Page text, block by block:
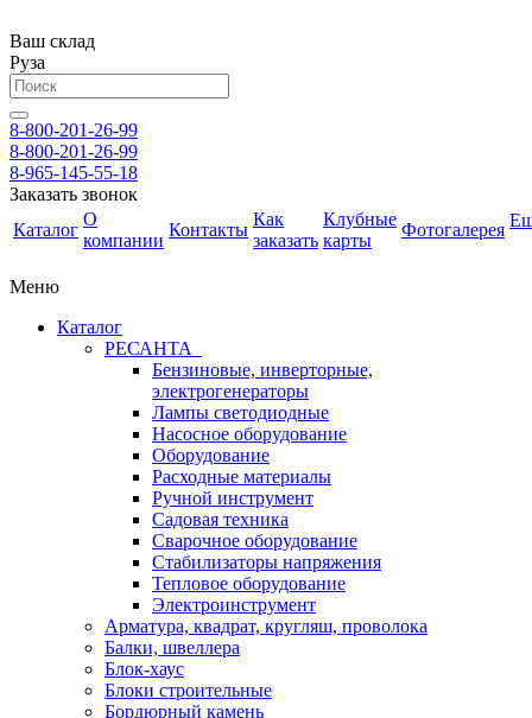
Ваш склад
Руза
8-800-201-26-99
8-800-201-26-99
8-965-145-55-18
Заказать звонок
Каталог
О
компании
Контакты
Как
заказать
Клубные
карты
Фотогалерея
Меню
Каталог
РЕСАНТА
Бензиновые, инверторные,
электрогенераторы
Лампы светодиодные
Насосное оборудование
Оборудование
Расходные материалы
Ручной инструмент
Садовая техника
Сварочное оборудование
Стабилизаторы напряжения
Тепловое оборудование
Электроинструмент
Арматура, квадрат, кругляш, проволока
Балки, швеллера
Блок-хаус
Блоки строительные
Бордюрный камень